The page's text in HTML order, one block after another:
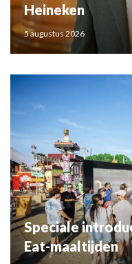
Heineken
5 augustus 2026
Speciale
Eat-maaltijden